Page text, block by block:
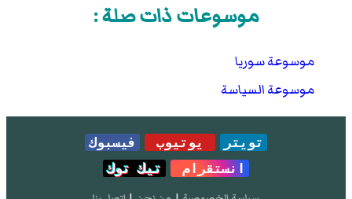
موسوعات ذات صلة :
موسوعة سوريا
موسوعة السياسة
تويتر يوتيوب
فيسبوك
انستقرام
تيك توك